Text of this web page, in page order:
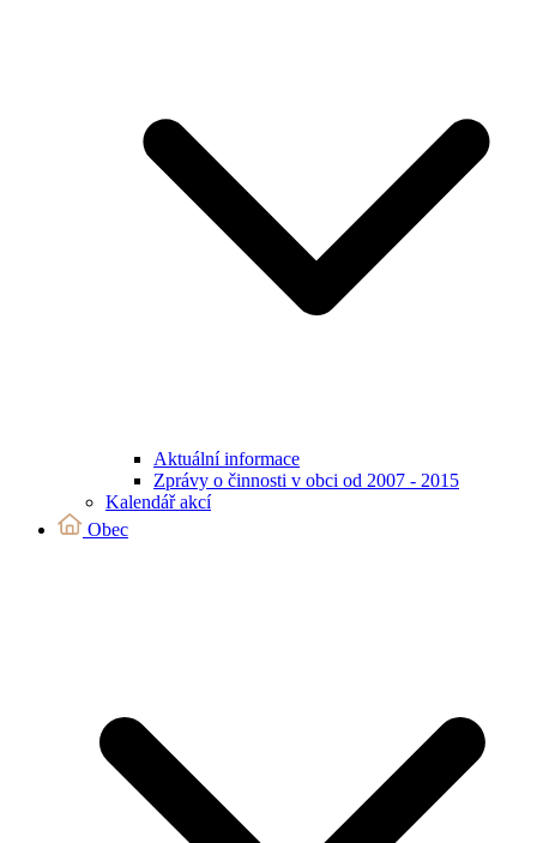
Aktuální informace
Zprávy o činnosti v obci od 2007 - 2015
Kalendář akcí
Obec